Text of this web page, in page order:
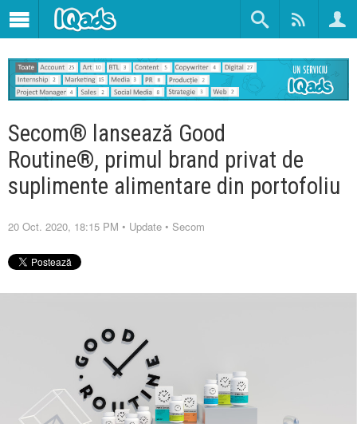
Secom® lansează Good
Routine®, primul brand privat de
suplimente alimentare din portofoliu
20 Oct. 2020, 18:15 PM • Update • Secom